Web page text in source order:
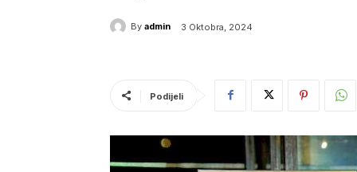
By admin 3 Oktobra, 2024
Podijeli